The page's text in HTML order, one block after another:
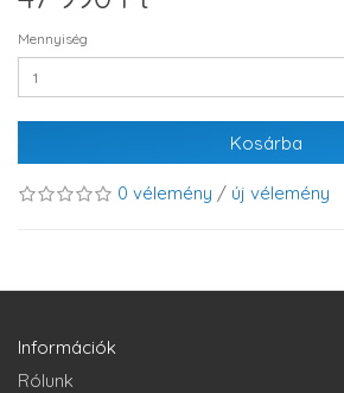
Mennyiség
Kosárba
0 vélemény / új vélemény
Információk
Rólunk